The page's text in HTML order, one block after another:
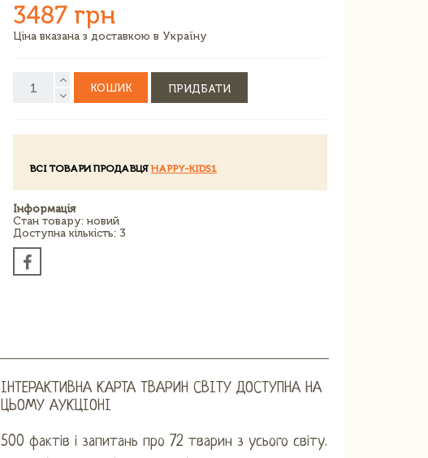
3487 грн
Ціна вказана з доставкою в Україну
КОШИК ПРИДБАТИ
ВСІ ТОВАРИ ПРОДАВЦЯHAPPY-KIDS1
Інформація
Стан товару: новий
Доступна кількість: 3
ІНТЕРАКТИВНА КАРТА ТВАРИН СВІТУ ДОСТУПНА НА
ЦЬОМУ АУКЦІОНІ
500 фактів і запитань про 72 тварин з усього світу.